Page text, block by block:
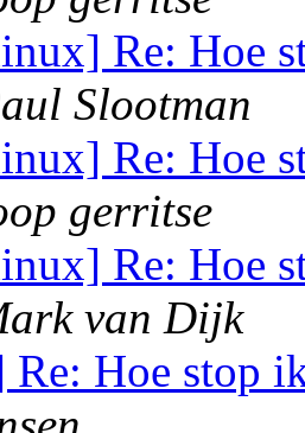
Re: Hoe
Slootman
Re: Hoe
gerritse
Re: Hoe
van Dijk
Hoe stop